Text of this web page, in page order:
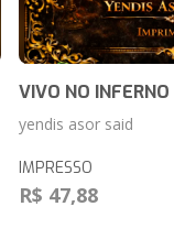
VIVO NO INFERNO
yendis asor said
IMPRESSO
R$ 47,88